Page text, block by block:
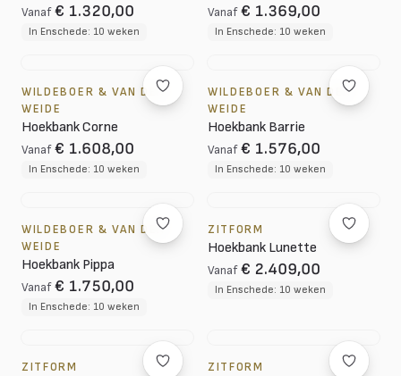
Vanaf € 1.320,00
In Enschede: 10 weken
Vanaf € 1.369,00
In Enschede: 10 weken
WILDEBOER & VAN DER
WEIDE
Hoekbank Corne
Vanaf € 1.608,00
In Enschede: 10 weken
WILDEBOER & VAN DER
WEIDE
Hoekbank Barrie
Vanaf € 1.576,00
In Enschede: 10 weken
WILDEBOER & VAN DER
WEIDE
Hoekbank Pippa
Vanaf € 1.750,00
In Enschede: 10 weken
ZITFORM
Hoekbank Lunette
Vanaf € 2.409,00
In Enschede: 10 weken
ZITFORM ZITFORM